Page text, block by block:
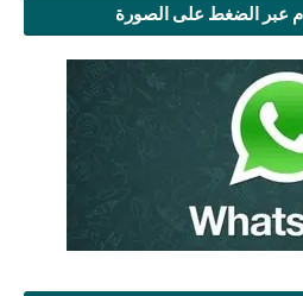
عبر الضغط على الصورة